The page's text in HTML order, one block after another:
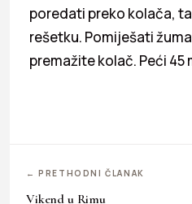
poredati preko kolača,
rešetku. Pomiješati
premažite kolač. Peći 45
← PRETHODNI ČLANAK
Vikend u Rimu